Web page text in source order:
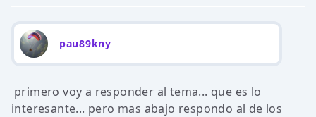
pau89kny
primero voy a responder al tema... que es lo
interesante... pero mas abajo respondo al de los